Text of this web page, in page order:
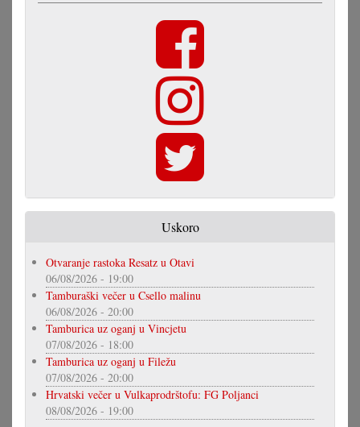
Uskoro
Otvaranje rastoka Resatz u Otavi
06/08/2026 - 19:00
Tamburaški večer u Csello malinu
06/08/2026 - 20:00
Tamburica uz oganj u Vincjetu
07/08/2026 - 18:00
Tamburica uz oganj u Filežu
07/08/2026 - 20:00
Hrvatski večer u Vulkaprodrštofu: FG Poljanci
08/08/2026 - 19:00